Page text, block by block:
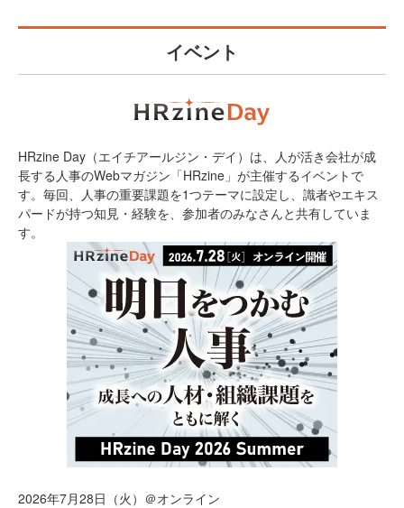
イベント
HRzine Day（エイチアールジン・デイ）は、人が活き会社が成
長する人事のWebマガジン「HRzine」が主催するイベントで
す。毎回、人事の重要課題を1つテーマに設定し、識者やエキス
パードが持つ知見・経験を、参加者のみなさんと共有していま
す。
2026年7月28日（火）＠オンライン